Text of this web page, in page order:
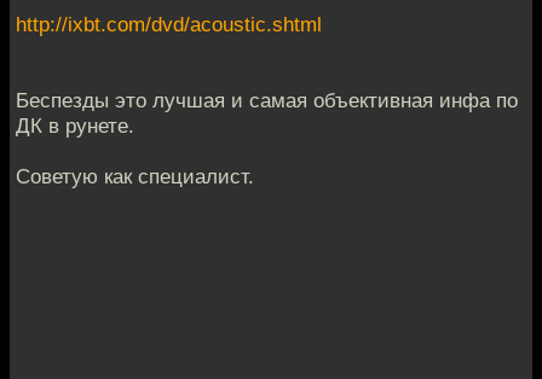
http://ixbt.com/dvd/acoustic.shtml
Беспезды это лучшая и самая объективная инфа по
ДК в рунете.
Советую как специалист.